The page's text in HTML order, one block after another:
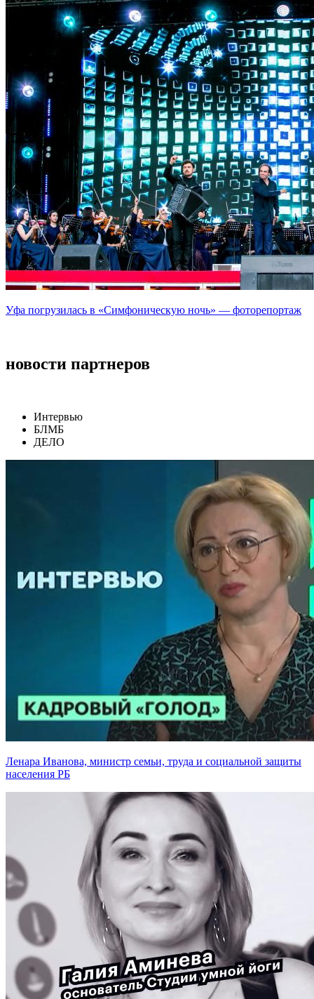
Уфа погрузилась в «Симфоническую ночь» — фоторепортаж
новости партнеров
Интервью
БЛМБ
ДЕЛО
Ленара Иванова, министр семьи, труда и социальной защиты
населения РБ